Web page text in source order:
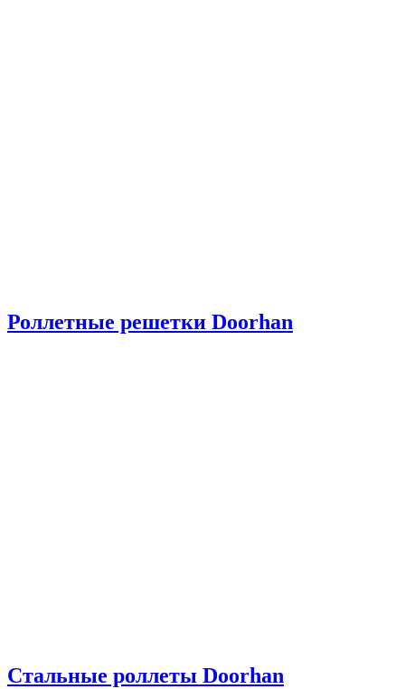
Роллетные решетки Doorhan
Стальные роллеты Doorhan